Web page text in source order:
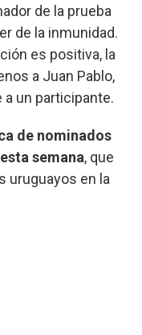
de la prueba
de la inmunidad.
es positiva, la
a Juan Pablo,
un participante.
de nominados
semana, que
uruguayos en la